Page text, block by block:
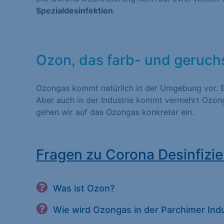
Spezialdesinfektion.
Ozon, das farb- und
Ozongas kommt natürlich in der Umgebung vor.
Aber auch in der Industrie kommt vermehrt
gehen wir auf das Ozongas konkreter ein.
Fragen zu Corona
Was ist Ozon?
Wie wird Ozongas in der Parchimer
Statistik Cookies
Website nutzen.
Besucher unsere
Marketing (1)
Marketing-Cookies
Inhalte von